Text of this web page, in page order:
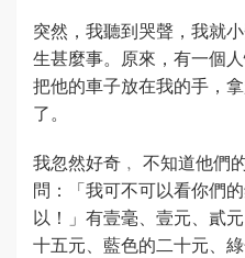
突然，我聽到哭聲，我就
生甚麼事。原來，有一個
把他的車子放在我的手，
了。
我忽然好奇﹐ 不知道他們
問：「我可不可以看你們
以！」有壹毫、壹元、貳
十五元、藍色的二十元、